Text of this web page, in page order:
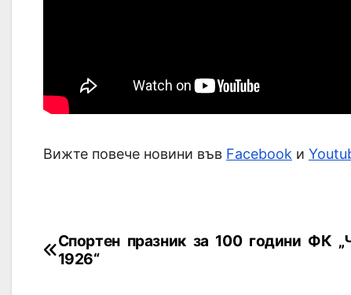
Вижте повече новини във Facebook и
Спортен празник за 100 години ФК
1926“